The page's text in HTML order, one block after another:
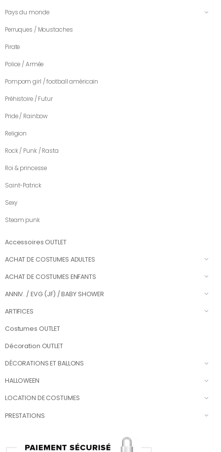
Pays du monde
Perruques / Moustaches
Pirate
Police / Armée
Pompom girl / football américain
Préhistoire / Futur
Pride / Rainbow
Religion
Rock / Punk / Rasta
Roi & princesse
Saint-Patrick
Sexy
Steam punk
Accessoires OUTLET
ACHAT DE COSTUMES ADULTES
ACHAT DE COSTUMES ENFANTS
ANNIV. / EVG (JF) / BABY SHOWER
ARTIFICES
Costumes OUTLET
Décoration OUTLET
DÉCORATIONS ET BALLONS
HALLOWEEN
LOCATION DE COSTUMES
PRESTATIONS